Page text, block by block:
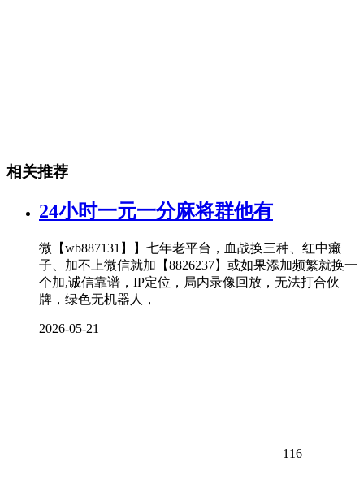
相关推荐
24小时一元一分麻将群他有
微【wb887131】】七年老平台，血战换三种、红中癞
子、加不上微信就加【8826237】或如果添加频繁就换一
个加,诚信靠谱，IP定位，局内录像回放，无法打合伙
牌，绿色无机器人，
2026-05-21
116